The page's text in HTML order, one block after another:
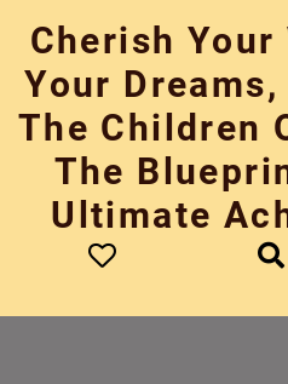
content
Cherish Your
Your
The Children
The
Ultimate